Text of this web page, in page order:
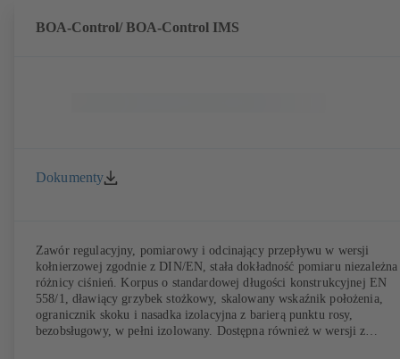
BOA-Control/ BOA‑Control IMS
Dokumenty
Zawór regulacyjny, pomiarowy i odcinający przepływu w wersji
kołnierzowej zgodnie z DIN/EN, stała dokładność pomiaru
różnicy ciśnień. Korpus o standardowej długości konstrukcyjnej EN
558/1, dławiący grzybek stożkowy, skalowany wskaźnik położenia,
ogranicznik skoku i nasadka izolacyjna z barierą punktu rosy,
bezobsługowy, w pełni izolowany. Dostępna również w wersji z